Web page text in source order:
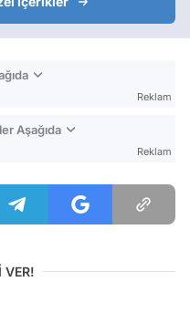
Reklam
Aşağıda
Reklam
VER!